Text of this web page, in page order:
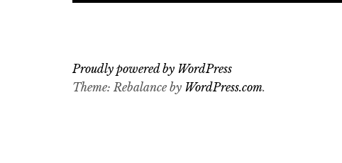
Proudly powered by WordPress
Theme: Rebalance by WordPress.com.